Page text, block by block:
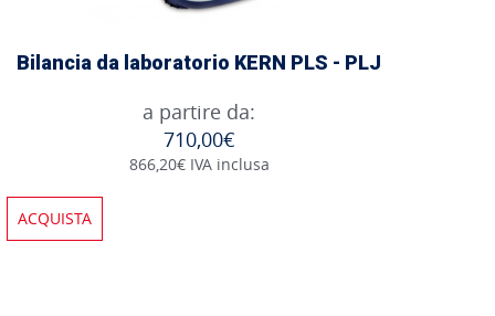
Bilancia da laboratorio KERN PLS - PLJ
a partire da:
710,00€
866,20€ IVA inclusa
ACQUISTA